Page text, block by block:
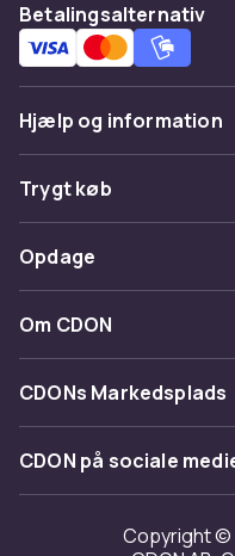
Betalingsalternativ
Hjælp og information
Ofte stillede spørgsmål
Spor pakke
Fortryd & returner her
Kontakt os
Trygt køb
Betaling
Levering
Tilbagekaldelser
Opdage
Kategorier
Maerke
Om CDON
Om os
Kundeanmeldelser
Arbejd på CDON
Investor relations
CDONs Markedsplads
Merchant Help Center
CDON på sociale
Copyright ©